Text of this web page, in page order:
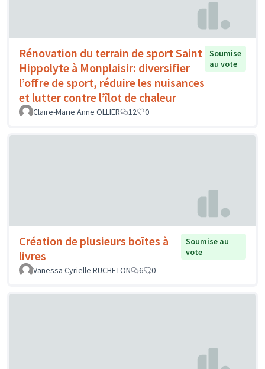
Rénovation du terrain de sport Saint
Hippolyte à Monplaisir: diversifier
l’offre de sport, réduire les nuisances
et lutter contre l’îlot de chaleur
Soumise
au vote
Claire-Marie Anne OLLIER 12 0
Création de plusieurs boîtes à
livres
Soumise au
vote
Vanessa Cyrielle RUCHETON
6 0